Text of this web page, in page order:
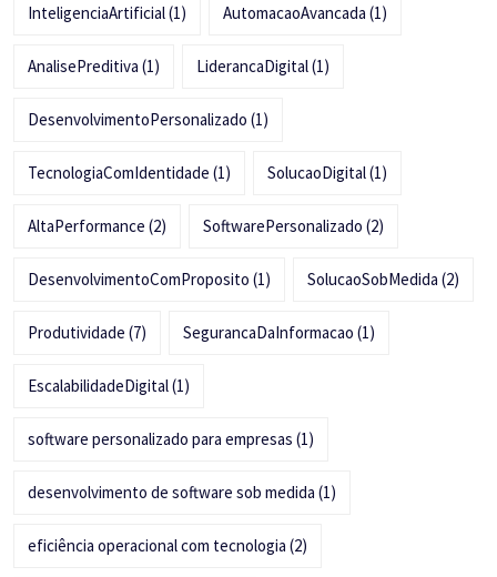
InteligenciaArtificial(1) AutomacaoAvancada (1)
AnalisePreditiva (1) LiderancaDigital(1)
DesenvolvimentoPersonalizado (1)
TecnologiaComIdentidade (1) SolucaoDigital(1)
AltaPerformance (2) SoftwarePersonalizado (2)
DesenvolvimentoComProposito (1) SolucaoSobMedida (2)
Produtividade (7) SegurancaDaInformacao (1)
EscalabilidadeDigital(1)
software personalizado para empresas (1)
desenvolvimento de software sob medida (1)
eficiência operacional com tecnologia (2)